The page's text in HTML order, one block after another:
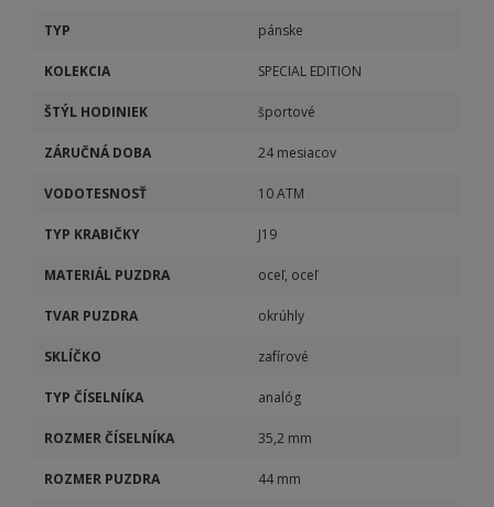
TYP pánske
KOLEKCIA SPECIAL EDITION
ŠTÝL HODINIEK športové
ZÁRUČNÁ DOBA 24 mesiacov
VODOTESNOSŤ 10 ATM
TYP KRABIČKY J19
MATERIÁL PUZDRA oceľ, oceľ
TVAR PUZDRA okrúhly
SKLÍČKO zafírové
TYP ČÍSELNÍKA analóg
ROZMER ČÍSELNÍKA 35,2 mm
ROZMER PUZDRA 44 mm